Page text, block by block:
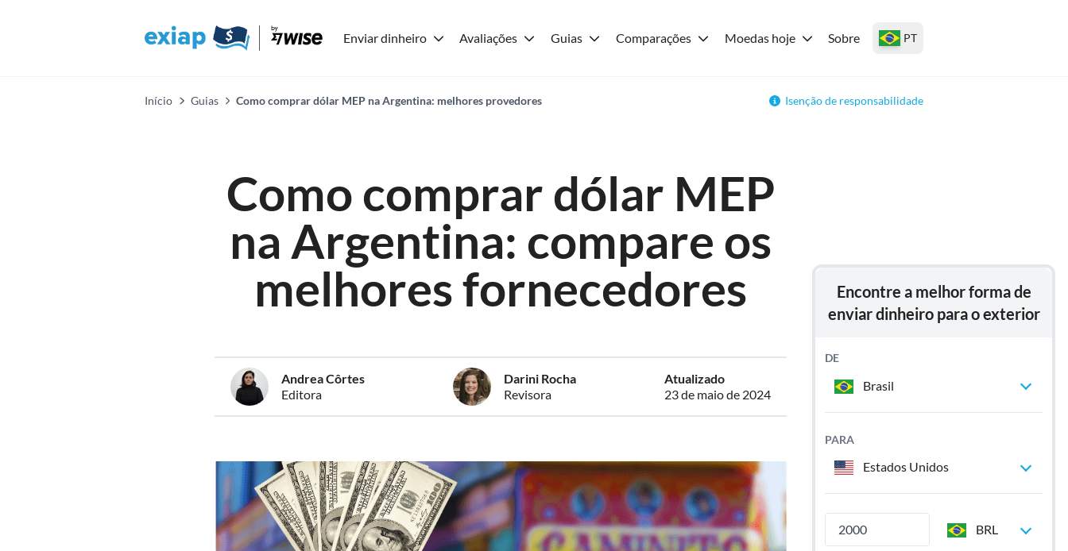
Enviar dinheiro Avaliações Guias Comparações Moedas hoje Sobre PT
Início Guias Como comprar dólar MEP na Argentina: melhores provedores Isenção de responsabilidade
Como comprar dólar MEP
na Argentina: compare os
melhores fornecedores
Andrea Côrtes
Editora
Darini Rocha
Revisora
Atualizado
23 de maio de 2024
Encontre a melhor forma de
enviar dinheiro para o exterior
DE
Brasil
PARA
Estados Unidos
BRL